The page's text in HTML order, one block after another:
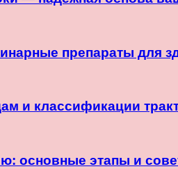
препараты для
и классификации
основные этапы и